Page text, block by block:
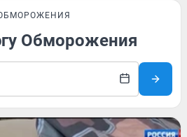
Обморожения